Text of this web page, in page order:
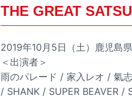
THE GREAT
2019年10月5日（土）鹿児島
＜出演者＞
雨のパレード / 家入レオ / 氣
/ SHANK / SUPER BEAVER /